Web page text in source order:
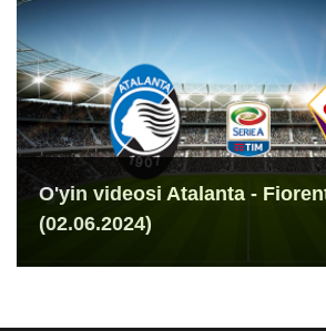
O'yin videosi Atalanta -
(02.06.2024)